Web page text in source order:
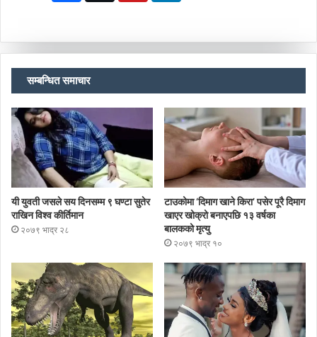
सम्बन्धित समाचार
यी युवती जसले सय दिनसम्म ९ घण्टा सुतेर
राखिन विश्व कीर्तिमान
२०७९ भाद्र २८
टाउकोमा ‘दिमाग खाने किरा’ पसेर पूरै दिमाग
खाएर खोक्रो बनाएपछि १३ वर्षका
बालकको मृत्यु
२०७९ भाद्र १०